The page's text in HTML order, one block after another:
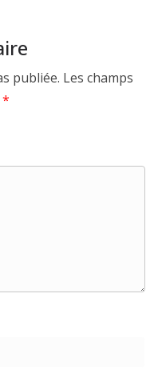
publiée. Les champs
*